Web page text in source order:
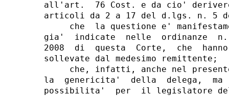
all'art.  76 Cost. e da cio'
articoli da 2 a 17 del d.lgs. n. 5
che  la questione e'
gia'  indicate  nelle  ordinanze  n.
2008  di  questa  Corte,  che
sollevate dal medesimo remittente;
che, infatti, anche nel
la  genericita'  della  delega,  ma
possibilita'  per  il legislatore